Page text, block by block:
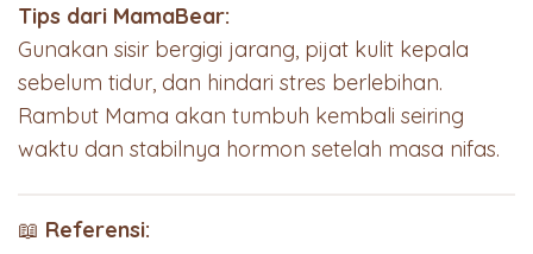
Tips dari MamaBear:
Gunakan sisir bergigi jarang, pijat kulit kepala
sebelum tidur, dan hindari stres berlebihan.
Rambut Mama akan tumbuh kembali seiring
waktu dan stabilnya hormon setelah masa nifas.
📖 Referensi: